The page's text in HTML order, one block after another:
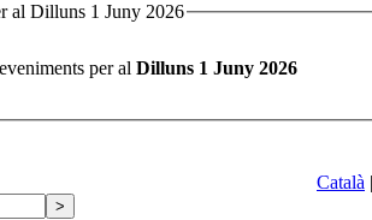
al Dilluns 1 Juny 2026
per al Dilluns 1 Juny 2026
Català